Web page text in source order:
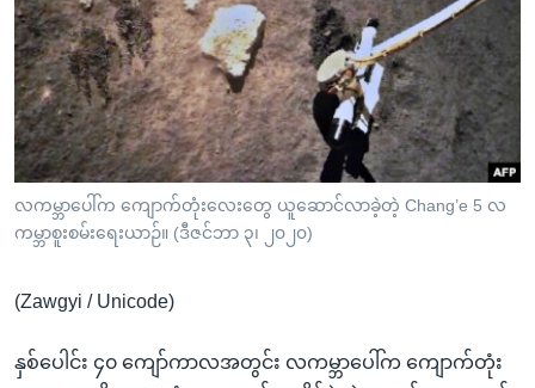
ပင်မ
အ
ညွန်း
စာမျက်နှာ
သို့
ကျော်
ကြည့်
ရန်
ရန်
သို့
ရုပ်ရှင်ထဲက အင်္ဂလိပ်စာ
သုတပဒေသာ အင်္ဂလိပ်စာ
တီဗွီ
ရေဒီယို/တီဗွီအစီအစဉ်
Learning English
ဗွီအိုအေ လူမှုကွန်ယက်များ
လကမ္ဘာပေါ်က ကျောက်တုံးလေးတွေ ယူဆောင်လာခဲ့တဲ့ Chang’e 5 လ
ကမ္ဘာစူးစမ်းရေးယာဉ်။ (ဒီဇင်ဘာ ၃၊ ၂၀၂၀)
(Zawgyi / Unicode)
နှစ်ပေါင်း ၄၀ ကျော်ကာလအတွင်း လကမ္ဘာပေါ်က ကျောက်တုံး